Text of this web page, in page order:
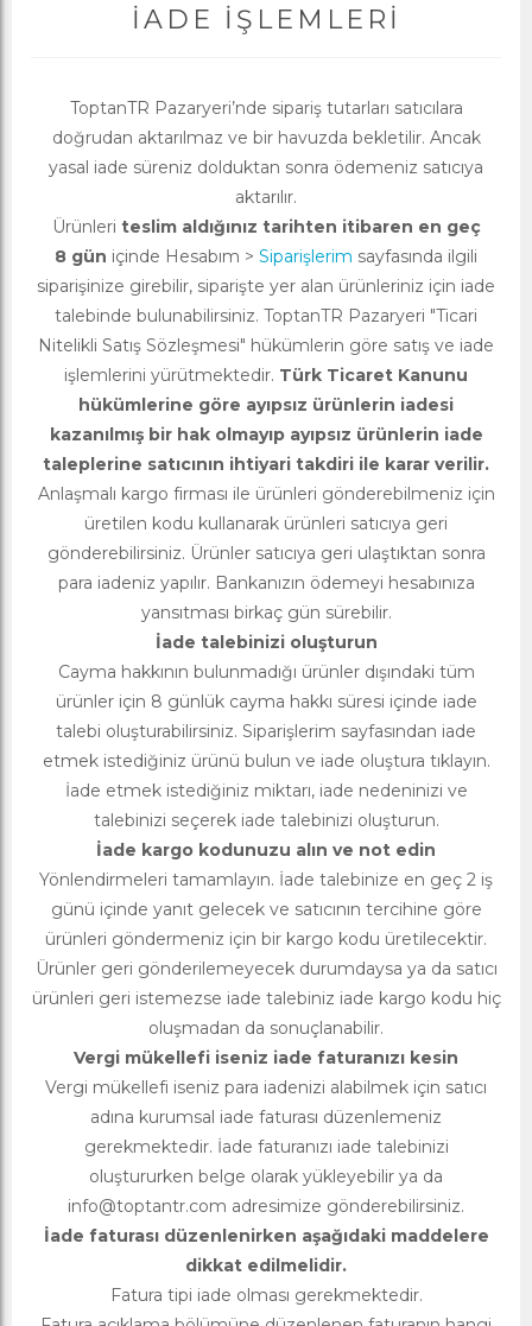
İADE İŞLEMLERI
ToptanTR Pazaryeri’nde sipariş tutarları satıcılara
doğrudan aktarılmaz ve bir havuzda bekletilir. Ancak
yasal iade süreniz dolduktan sonra ödemeniz satıcıya
aktarılır.
Ürünleri teslim aldığınız tarihten itibaren en geç
8 gün içinde Hesabım > Siparişlerim sayfasında ilgili
siparişinize girebilir, siparişte yer alan ürünleriniz için iade
talebinde bulunabilirsiniz. ToptanTR Pazaryeri "Ticari
Nitelikli Satış Sözleşmesi" hükümlerin göre satış ve iade
işlemlerini yürütmektedir. Türk Ticaret Kanunu
hükümlerine göre ayıpsız ürünlerin iadesi
kazanılmış bir hak olmayıp ayıpsız ürünlerin iade
taleplerine satıcının ihtiyari takdiri ile karar verilir.
Anlaşmalı kargo firması ile ürünleri gönderebilmeniz için
üretilen kodu kullanarak ürünleri satıcıya geri
gönderebilirsiniz. Ürünler satıcıya geri ulaştıktan sonra
para iadeniz yapılır. Bankanızın ödemeyi hesabınıza
yansıtması birkaç gün sürebilir.
İade talebinizi oluşturun
Cayma hakkının bulunmadığı ürünler dışındaki tüm
ürünler için 8 günlük cayma hakkı süresi içinde iade
talebi oluşturabilirsiniz. Siparişlerim sayfasından iade
etmek istediğiniz ürünü bulun ve iade oluştura tıklayın.
İade etmek istediğiniz miktarı, iade nedeninizi ve
talebinizi seçerek iade talebinizi oluşturun.
İade kargo kodunuzu alın ve not edin
Yönlendirmeleri tamamlayın. İade talebinize en geç 2 iş
günü içinde yanıt gelecek ve satıcının tercihine göre
ürünleri göndermeniz için bir kargo kodu üretilecektir.
Ürünler geri gönderilemeyecek durumdaysa ya da satıcı
ürünleri geri istemezse iade talebiniz iade kargo kodu hiç
oluşmadan da sonuçlanabilir.
Vergi mükellefi iseniz iade faturanızı kesin
Vergi mükellefi iseniz para iadenizi alabilmek için satıcı
adına kurumsal iade faturası düzenlemeniz
gerekmektedir. İade faturanızı iade talebinizi
oluştururken belge olarak yükleyebilir ya da
info@toptantr.com adresimize gönderebilirsiniz.
İade faturası düzenlenirken aşağıdaki maddelere
dikkat edilmelidir.
Fatura tipi iade olması gerekmektedir.